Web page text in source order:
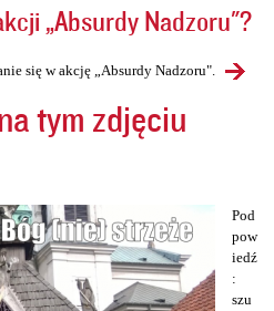
„Absurdy Nadzoru"?
się w akcję „Absurdy Nadzoru".
tym zdjęciu
Pod
pow
iedź
:
szu